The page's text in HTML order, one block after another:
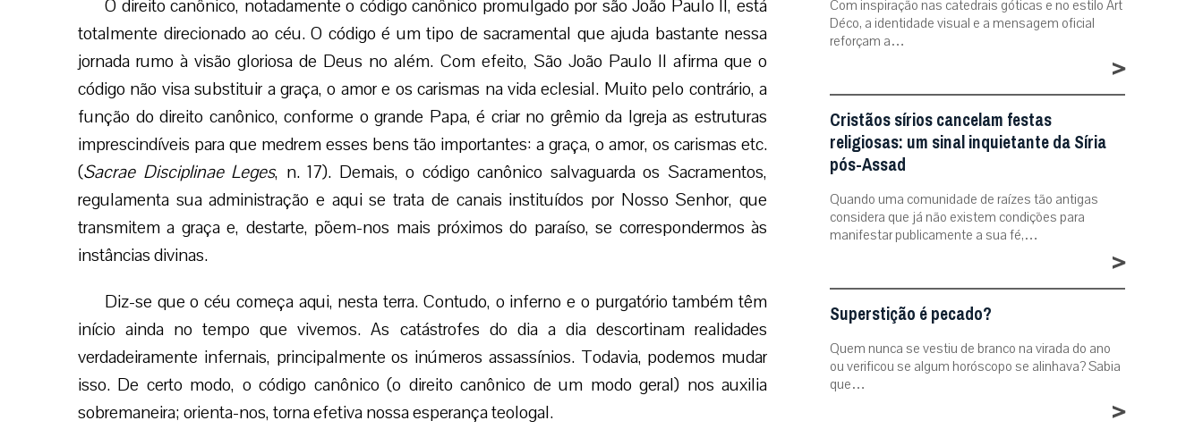
O direito canônico, notadamente o código canônico promulgado por são João Paulo II, está
totalmente direcionado ao céu. O código é um tipo de sacramental que ajuda bastante nessa
jornada rumo à visão gloriosa de Deus no além. Com efeito, São João Paulo II afirma que o
código não visa substituir a graça, o amor e os carismas na vida eclesial. Muito pelo contrário, a
função do direito canônico, conforme o grande Papa, é criar no grêmio da Igreja as estruturas
imprescindíveis para que medrem esses bens tão importantes: a graça, o amor, os carismas etc.
(Sacrae Disciplinae Leges, n. 17). Demais, o código canônico salvaguarda os Sacramentos,
regulamenta sua administração e aqui se trata de canais instituídos por Nosso Senhor, que
transmitem a graça e, destarte, põem-nos mais próximos do paraíso, se correspondermos às
instâncias divinas.
Diz-se que o céu começa aqui, nesta terra. Contudo, o inferno e o purgatório também têm
início ainda no tempo que vivemos. As catástrofes do dia a dia descortinam realidades
verdadeiramente infernais, principalmente os inúmeros assassínios. Todavia, podemos mudar
isso. De certo modo, o código canônico (o direito canônico de um modo geral) nos auxilia
sobremaneira; orienta-nos, torna efetiva nossa esperança teologal.
Com inspiração nas catedrais góticas e no estilo Art
Déco, a identidade visual e a mensagem oficial
reforçam a…
>
Cristãos sírios cancelam festas
religiosas: um sinal inquietante da Síria
pós-Assad
Quando uma comunidade de raízes tão antigas
considera que já não existem condições para
manifestar publicamente a sua fé,…
>
Superstição é pecado?
Quem nunca se vestiu de branco na virada do ano
ou verificou se algum horóscopo se alinhava? Sabia
que…
>